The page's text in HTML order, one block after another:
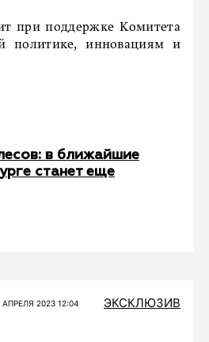
при поддержке Комитета
политике, инновациям и
в ближайшие
станет еще
АПРЕЛЯ 2023 12:04 ЭКСКЛЮЗИВ